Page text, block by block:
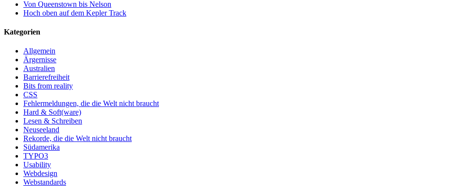
Von Queenstown bis Nelson
Hoch oben auf dem Kepler Track
Kategorien
Allgemein
Ärgernisse
Australien
Barrierefreiheit
Bits from reality
CSS
Fehlermeldungen, die die Welt nicht braucht
Hard & Soft(ware)
Lesen & Schreiben
Neuseeland
Rekorde, die die Welt nicht braucht
Südamerika
TYPO3
Usability
Webdesign
Webstandards